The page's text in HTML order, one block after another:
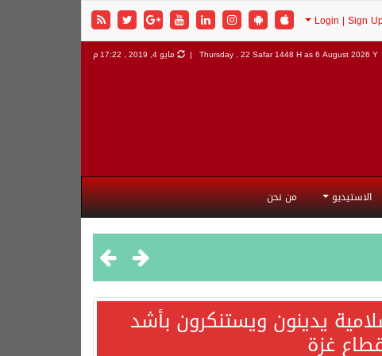
Thursday , 22 Safar 1448 H as6 August 2026 Y | مايو 4, 2019 , 17:22 م
الاستيديو من نحن
يدينون ويستنكرون بأشد
غزة